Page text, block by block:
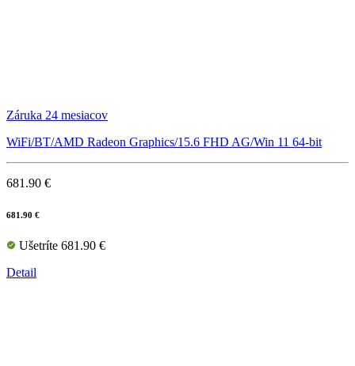
Záruka 24 mesiacov
WiFi/BT/AMD Radeon Graphics/15.6 FHD AG/Win 11 64-bit
681.90 €
681.90 €
Ušetríte 681.90 €
Detail